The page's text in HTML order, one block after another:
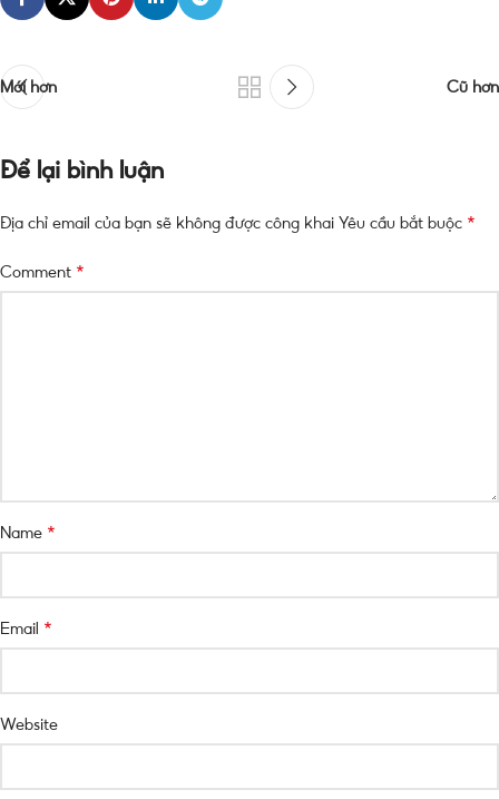
Mới hơn Cũ hơn
Để lại bình luận
Địa chỉ email của bạn sẽ không được công khai Yêu cầu bắt buộc *
Comment *
Name *
Email *
Website